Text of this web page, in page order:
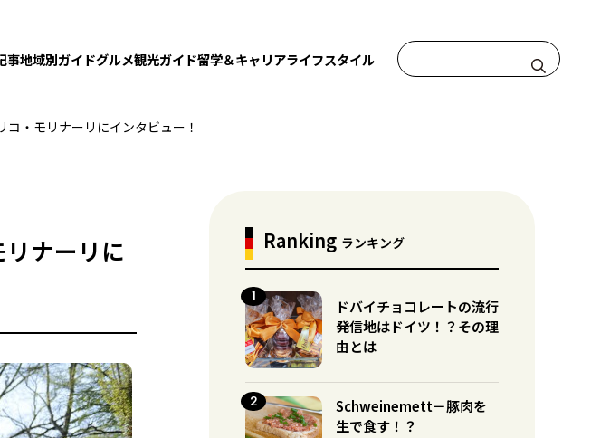
事地域別ガイドグルメ観光ガイド留学＆キャリアライフスタイル
・モリナーリにインタビュー！
ナーリに
Ranking ランキング
ドバイチョコレートの流行
発信地はドイツ！？その理
由とは
Schweinemett－豚肉を
生で食す！？